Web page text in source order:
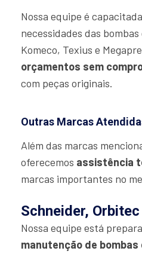
Nossa equipe é
necessidades das
Komeco, Texius e
orçamentos sem
com peças originais.
Outras Marcas
Além das marcas
oferecemos assistência
marcas importantes no
Schneider,
Nossa equipe está
manutenção de bombas